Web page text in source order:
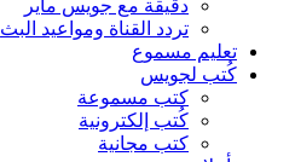
دقيقة مع جويس ماير
تردد القناة ومواعيد البث
تعليم مسموع
كُتب لجويس
كتب مسموعة
كُتب إلكترونية
كتب مجانية